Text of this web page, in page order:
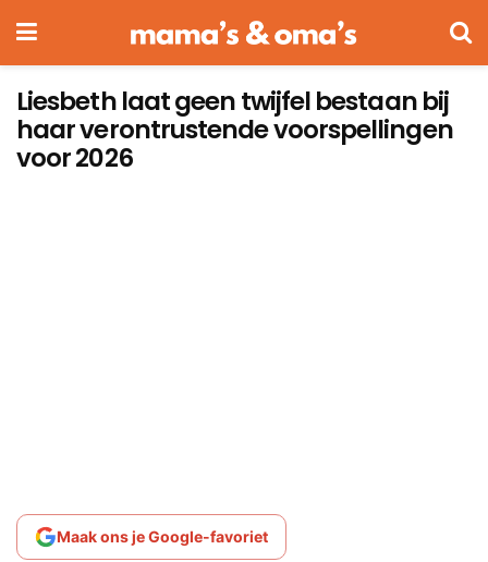
Liesbeth laat geen twijfel bestaan bij
haar verontrustende voorspellingen
voor 2026
Maak ons je Google-favoriet